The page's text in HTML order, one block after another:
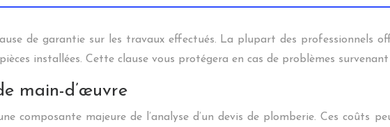
de garantie sur les travaux effectués. La plupart des professionnels
installées. Cette clause vous protégera en cas de problèmes
main-d’œuvre
composante majeure de l’analyse d’un devis de plomberie. Ces coûts